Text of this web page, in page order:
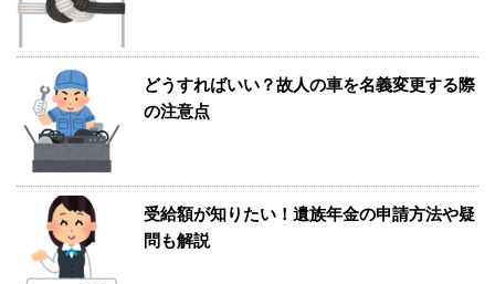
どうすればいい？故人の車を名義変更する際
の注意点
受給額が知りたい！遺族年金の申請方法や疑
問も解説